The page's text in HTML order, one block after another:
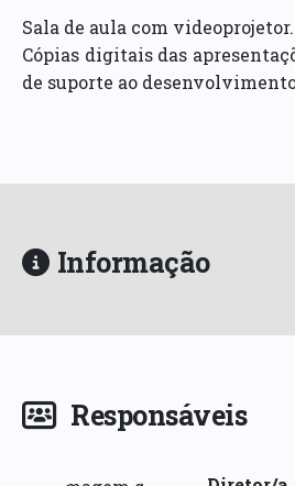
Sala de aula com videoprojetor.
Cópias digitais das
de suporte ao
Informação
Responsáveis